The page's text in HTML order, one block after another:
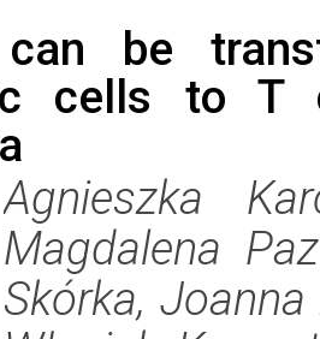
can be
cells to T
Agnieszka
Magdalena
Skórka,